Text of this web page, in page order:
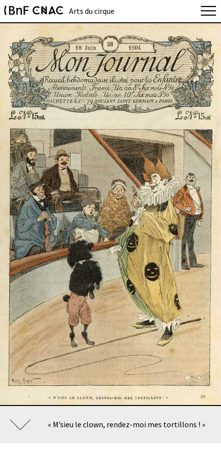
Arts du cirque
« M’sieu le clown, rendez-moi mes tortillons ! »